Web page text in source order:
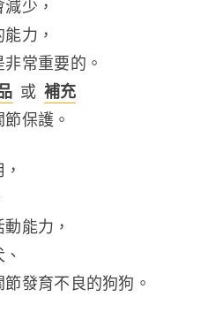
少，
力，
常重要的。
或 補充
保護。
能力，
發育不良的狗狗。